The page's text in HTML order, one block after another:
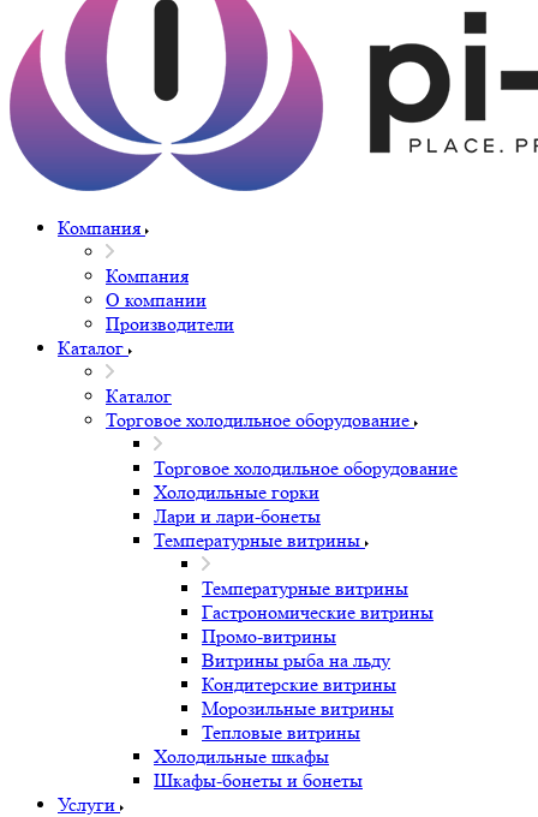
Компания
Компания
О компании
Производители
Каталог
Каталог
Торговое холодильное оборудование
Торговое холодильное оборудование
Холодильные горки
Лари и лари-бонеты
Температурные витрины
Температурные витрины
Гастрономические витрины
Промо-витрины
Витрины рыба на льду
Кондитерские витрины
Морозильные витрины
Тепловые витрины
Холодильные шкафы
Шкафы-бонеты и бонеты
Услуги